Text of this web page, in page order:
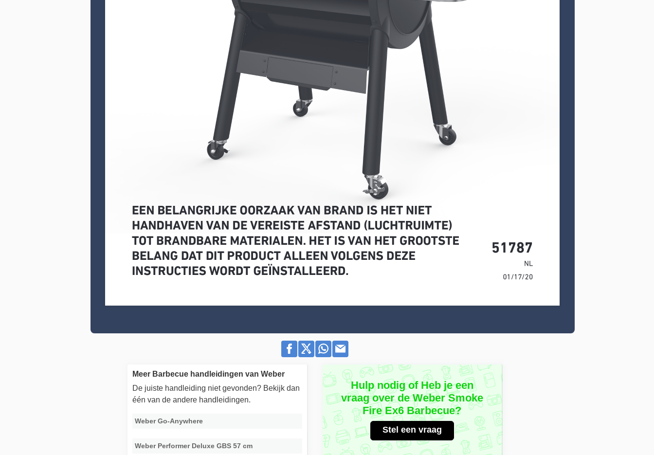
Hulp nodig of Heb je een
vraag over de Weber Smoke
Fire Ex6 Barbecue?
Stel een vraag
Meer Barbecue handleidingen van Weber
De juiste handleiding niet gevonden? Bekijk dan
één van de andere handleidingen.
Weber Go-Anywhere
Weber Performer Deluxe GBS 57 cm